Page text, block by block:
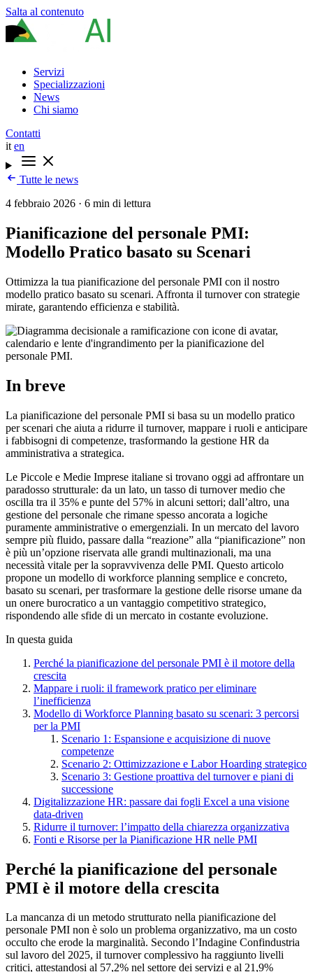
Salta al contenuto
Servizi
Specializzazioni
News
Chi siamo
Contatti
it en
Tutte le news
4 febbraio 2026 · 6 min di lettura
Pianificazione del personale PMI:
Modello Pratico basato su Scenari
Ottimizza la tua pianificazione del personale PMI con il nostro
modello pratico basato su scenari. Affronta il turnover con strategie
mirate, garantendo efficienza e stabilità.
In breve
La pianificazione del personale PMI si basa su un modello pratico
per scenari che aiuta a ridurre il turnover, mappare i ruoli e anticipare
i fabbisogni di competenze, trasformando la gestione HR da
amministrativa a strategica.
Le Piccole e Medie Imprese italiane si trovano oggi ad affrontare un
paradosso strutturale: da un lato, un tasso di turnover medio che
oscilla tra il 35% e punte del 57% in alcuni settori; dall’altro, una
gestione del personale che rimane spesso ancorata a logiche
puramente amministrative o emergenziali. In un mercato del lavoro
sempre più fluido, passare dalla “reazione” alla “pianificazione” non
è più un’opzione riservata alle grandi multinazionali, ma una
necessità vitale per la sopravvivenza delle PMI. Questo articolo
propone un modello di workforce planning semplice e concreto,
basato su scenari, per trasformare la gestione delle risorse umane da
un onere burocratico a un vantaggio competitivo strategico,
rispondendo alle sfide di un mercato in costante evoluzione.
In questa guida
Perché la pianificazione del personale PMI è il motore della
crescita
Mappare i ruoli: il framework pratico per eliminare
l’inefficienza
Modello di Workforce Planning basato su scenari: 3 percorsi
per la PMI
Scenario 1: Espansione e acquisizione di nuove
competenze
Scenario 2: Ottimizzazione e Labor Hoarding strategico
Scenario 3: Gestione proattiva del turnover e piani di
successione
Digitalizzazione HR: passare dai fogli Excel a una visione
data-driven
Ridurre il turnover: l’impatto della chiarezza organizzativa
Fonti e Risorse per la Pianificazione HR nelle PMI
Perché la pianificazione del personale
PMI è il motore della crescita
La mancanza di un metodo strutturato nella pianificazione del
personale PMI non è solo un problema organizzativo, ma un costo
occulto che erode la marginalità. Secondo l’Indagine Confindustria
sul lavoro del 2025, il turnover complessivo ha raggiunto livelli
critici, attestandosi al 57,2% nel settore dei servizi e al 21,9%